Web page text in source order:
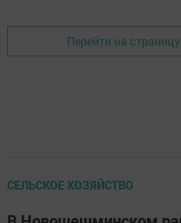
Перейти на
СЕЛЬСКОЕ ХОЗЯЙСТВО